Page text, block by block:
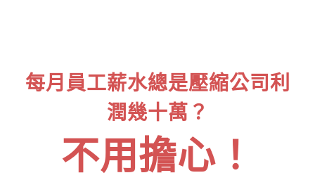
每月員工薪水總是壓縮公司利
潤幾十萬？
不用擔心！